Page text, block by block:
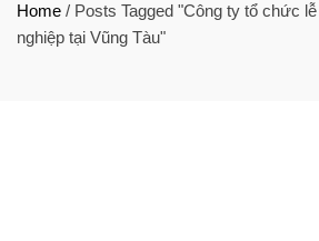
Home / Posts Tagged "Công ty tổ chức
nghiệp tại Vũng Tàu"